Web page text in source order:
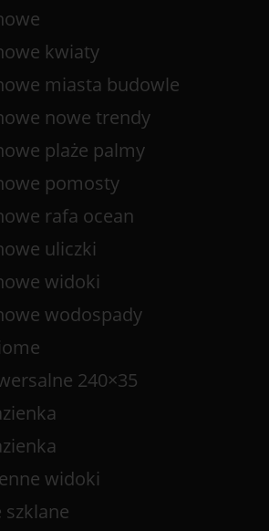
kwiaty
miasta budowle
nowe trendy
plaże palmy
pomosty
rafa ocean
uliczki
widoki
wodospady
240×35
widoki
szklane